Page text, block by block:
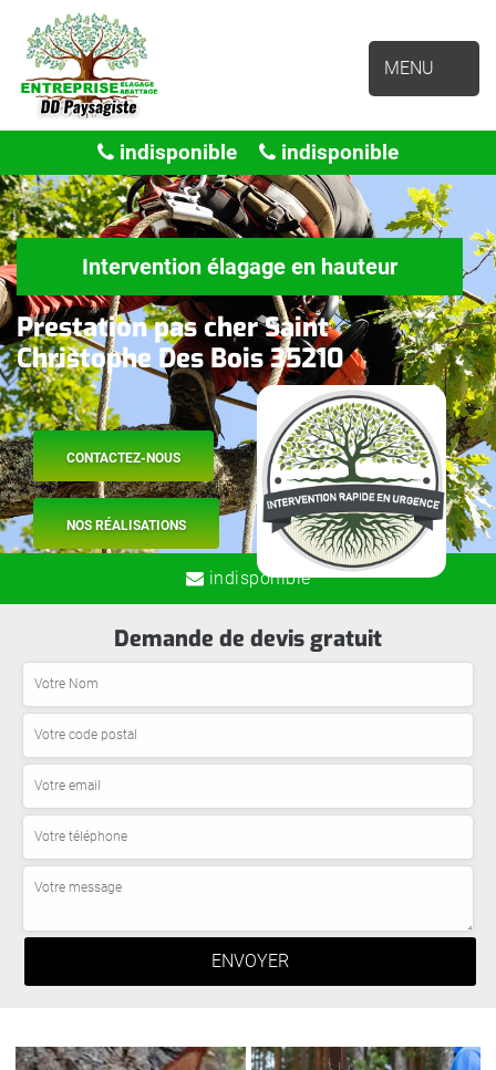
MENU
indisponible indisponible
Intervention élagage en hauteur
Prestation pas cher Saint
Christophe Des Bois 35210
CONTACTEZ-NOUS
NOS RÉALISATIONS
indisponible
Demande de devis gratuit